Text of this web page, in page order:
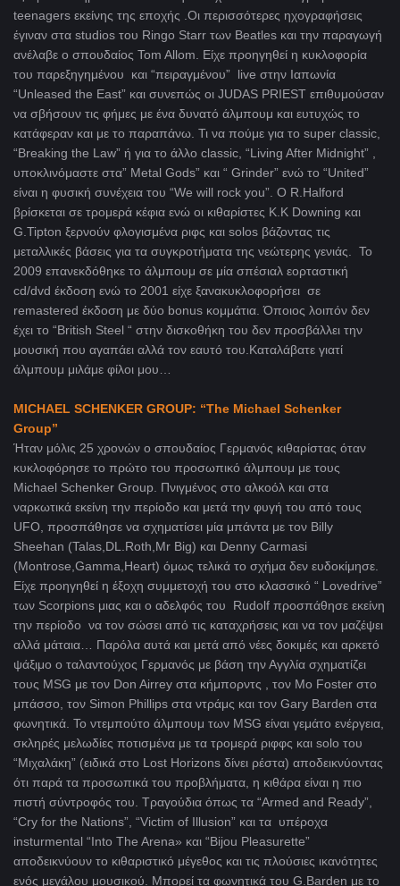
teenagers εκείνης της εποχής .Oι περισσότερες ηχογραφήσεις
έγιναν στα studios του Ringo Starr των Βeatles και την παραγωγή
ανέλαβε ο σπουδαίος Tom Allom. Είχε προηγηθεί η κυκλοφορία
του παρεξηγημένου και “πειραγμένου” live στην Ιαπωνία
“Unleased the East” και συνεπώς οι JUDAS PRIEST επιθυμούσαν
να σβήσουν τις φήμες με ένα δυνατό άλμπουμ και ευτυχώς το
κατάφεραν και με το παραπάνω. Τι να πούμε για το super classic,
“Breaking the Law” ή για το άλλο classic, “Living After Midnight” ,
υποκλινόμαστε στα” Metal Gods” και “ Grinder” ενώ το “United”
είναι η φυσική συνέχεια του “We will rock you”. Ο R.Halford
βρίσκεται σε τρομερά κέφια ενώ οι κιθαρίστες Κ.Κ Downing και
G.Tipton ξερνούν φλογισμένα ριφς και solos βάζοντας τις
μεταλλικές βάσεις για τα συγκροτήματα της νεώτερης γενιάς. To
2009 επανεκδόθηκε το άλμπουμ σε μία σπέσιαλ εορταστική
cd/dvd έκδοση ενώ το 2001 είχε ξανακυκλοφορήσει σε
remastered έκδοση με δύο bonus κομμάτια. Όποιος λοιπόν δεν
έχει το “British Steel “ στην δισκοθήκη του δεν προσβάλλει την
μουσική που αγαπάει αλλά τον εαυτό του.Καταλάβατε γιατί
άλμπουμ μιλάμε φίλοι μου…
MICHAEL SCHENKER GROUP: “The Michael Schenker
Group”
Ήταν μόλις 25 χρονών ο σπουδαίος Γερμανός κιθαρίστας όταν
κυκλοφόρησε το πρώτο του προσωπικό άλμπουμ με τους
Michael Schenker Group. Πνιγμένος στο αλκοόλ και στα
ναρκωτικά εκείνη την περίοδο και μετά την φυγή του από τους
UFO, προσπάθησε να σχηματίσει μία μπάντα με τον Billy
Sheehan (Talas,DL.Roth,Mr Big) και Denny Carmasi
(Montrose,Gamma,Heart) όμως τελικά το σχήμα δεν ευδοκίμησε.
Είχε προηγηθεί η έξοχη συμμετοχή του στο κλασσικό “ Lovedrive”
των Scorpions μιας και ο αδελφός του Rudolf προσπάθησε εκείνη
την περίοδο να τον σώσει από τις καταχρήσεις και να τον μαζέψει
αλλά μάταια… Παρόλα αυτά και μετά από νέες δοκιμές και αρκετό
ψάξιμο ο ταλαντούχος Γερμανός με βάση την Αγγλία σχηματίζει
τους MSG με τον Don Airrey στα κήμπορντς , τον Μο Foster στο
μπάσσο, τον Simon Phillips στα ντράμς και τον Gary Barden στα
φωνητικά. Το ντεμπούτο άλμπουμ των MSG είναι γεμάτο ενέργεια,
σκληρές μελωδίες ποτισμένα με τα τρομερά ριφφς και solo του
“Μιχαλάκη” (ειδικά στο Lost Horizons δίνει ρέστα) αποδεικνύοντας
ότι παρά τα προσωπικά του προβλήματα, η κιθάρα είναι η πιο
πιστή σύντροφός του. Τραγούδια όπως τα “Armed and Ready”,
“Cry for the Nations”, “Victim of Illusion” και τα υπέροχα
insturmental “Into The Arena» και “Βijou Pleasurette”
αποδεικνύουν το κιθαριστικό μέγεθος και τις πλούσιες ικανότητες
ενός μεγάλου μουσικού. Μπορεί τα φωνητικά του G.Barden με το